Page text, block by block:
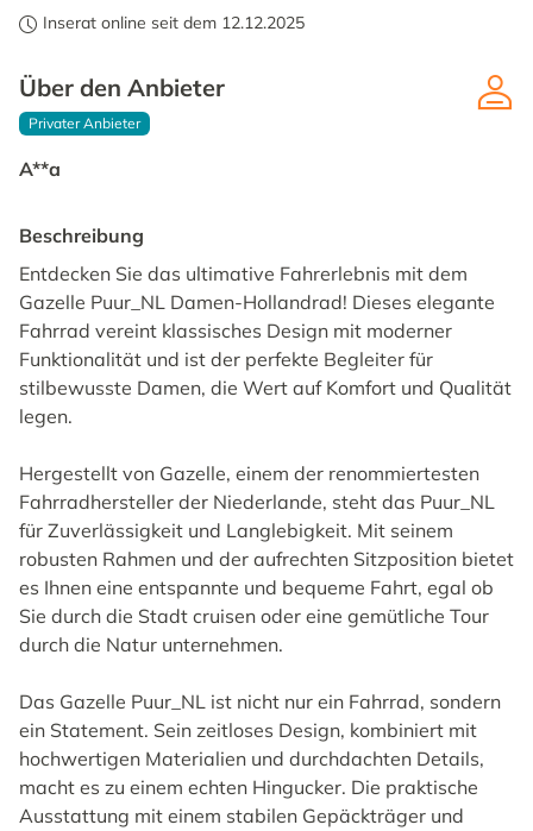
Inserat online seit dem 12.12.2025
Über den Anbieter
Privater Anbieter
A**a
Beschreibung
Entdecken Sie das ultimative Fahrerlebnis mit dem
Gazelle Puur_NL Damen-Hollandrad! Dieses elegante
Fahrrad vereint klassisches Design mit moderner
Funktionalität und ist der perfekte Begleiter für
stilbewusste Damen, die Wert auf Komfort und Qualität
legen.
Hergestellt von Gazelle, einem der renommiertesten
Fahrradhersteller der Niederlande, steht das Puur_NL
für Zuverlässigkeit und Langlebigkeit. Mit seinem
robusten Rahmen und der aufrechten Sitzposition bietet
es Ihnen eine entspannte und bequeme Fahrt, egal ob
Sie durch die Stadt cruisen oder eine gemütliche Tour
durch die Natur unternehmen.
Das Gazelle Puur_NL ist nicht nur ein Fahrrad, sondern
ein Statement. Sein zeitloses Design, kombiniert mit
hochwertigen Materialien und durchdachten Details,
macht es zu einem echten Hingucker. Die praktische
Ausstattung mit einem stabilen Gepäckträger und